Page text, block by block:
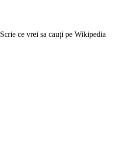
Scrie ce vrei sa cauți pe Wikipedia